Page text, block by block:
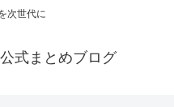
次世代に
式まとめブログ